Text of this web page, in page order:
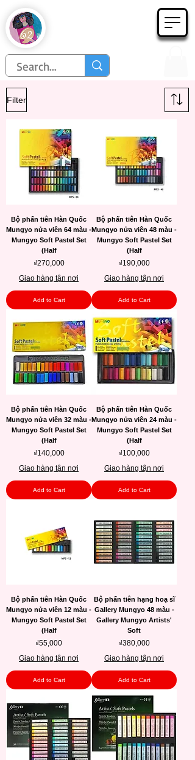
Họa Phẩm 62
Filter
Bộ phấn tiên Hàn Quốc
Mungyo nửa viên 64 màu -
Mungyo Soft Pastel Set
(Half
Price
₫270,000
Giao hàng tận nơi
Add to Cart
Bộ phấn tiên Hàn Quốc
Mungyo nửa viên 48 màu -
Mungyo Soft Pastel Set
(Half
Price
₫190,000
Giao hàng tận nơi
Add to Cart
Bộ phấn tiên Hàn Quốc
Mungyo nửa viên 32 màu -
Mungyo Soft Pastel Set
(Half
Price
₫140,000
Giao hàng tận nơi
Add to Cart
Bộ phấn tiên Hàn Quốc
Mungyo nửa viên 24 màu -
Mungyo Soft Pastel Set
(Half
Price
₫100,000
Giao hàng tận nơi
Add to Cart
Bộ phấn tiên Hàn Quốc
Mungyo nửa viên 12 màu -
Mungyo Soft Pastel Set
(Half
Price
₫55,000
Giao hàng tận nơi
Add to Cart
Bộ phấn tiên hạng hoạ sĩ
Gallery Mungyo 48 màu -
Gallery Mungyo Artists'
Soft
Price
₫380,000
Giao hàng tận nơi
Add to Cart